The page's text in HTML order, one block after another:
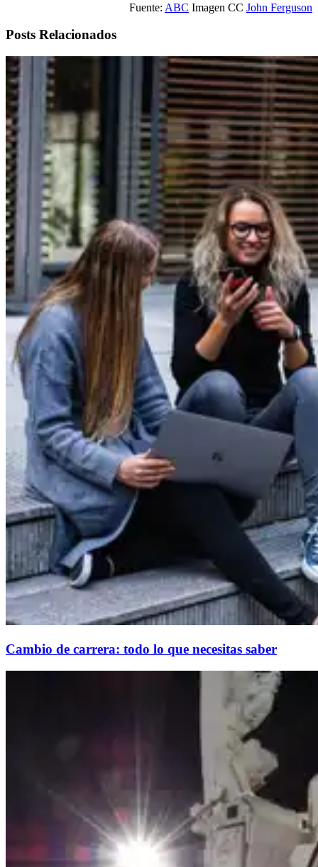
Fuente: ABC Imagen CC John Ferguson
Posts Relacionados
Cambio de carrera: todo lo que necesitas saber